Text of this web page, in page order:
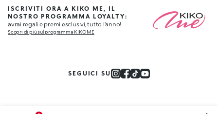
ISCRIVITI ORA A KIKO ME, IL
NOSTRO PROGRAMMA LOYALTY:
avrai regali e premi esclusivi, tutto l'anno!
Scopri di più sul programma KIKO ME
SEGUICI SU